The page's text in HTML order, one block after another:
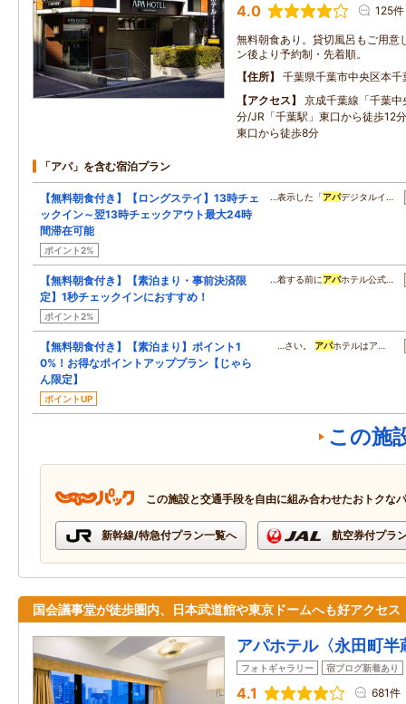
4.0 125件
無料朝食あり。貸切風呂もご用意
ン後より予約制・先着順。
住所
千葉県千葉市中央区本千
アクセス
京成千葉線「千葉
分/JR「千葉駅」東口から徒歩12
東口から徒歩8分
「アパ」を含む宿泊プラン
【無料朝食付き】【ロングステイ】13時チェ
ックイン～翌13時チェックアウト最大24時
間滞在可能
ポイント2%
…表示した「アパデジタルイ…
【無料朝食付き】【素泊まり・事前決済限
定】1秒チェックインにおすすめ！
ポイント2%
…着する前にアパホテル公式…
【無料朝食付き】【素泊まり】ポイント1
0%！お得なポイントアッププラン【じゃら
ん限定】
ポイントUP
…さい。 アパホテルはア…
この施
この施設と交通手段を自由に組み合わせたおトクな
新幹線/特急付プラン一覧へ 航空券付プラ
国会議事堂が徒歩圏内、日本武道館や東京ドームへも好アクセス
アパホテル〈永田町半
フォトギャラリー 宿ブログ新着あり
4.1 681件